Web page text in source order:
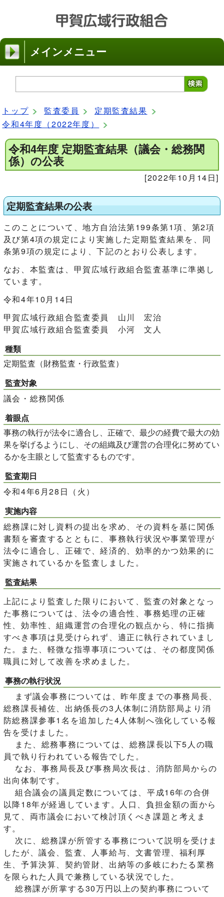
メインメニュー
トップ 監査委員
定期監査結果
令和4年度（2022年度）
令和4年度 定期監査結果（議会・総務関
係）の公表
[2022年10月14日]
定期監査結果の公表
このことについて、地方自治法第199条第1項、第2項
及び第4項の規定により実施した定期監査結果を、同
条第9項の規定により、下記のとおり公表します。
なお、本監査は、甲賀広域行政組合監査基準に準拠し
ています。
令和4年10月14日
甲賀広域行政組合監査委員 山川 宏治
甲賀広域行政組合監査委員 小河 文人
種類
定期監査（財務監査・行政監査）
監査対象
議会・総務関係
着眼点
事務の執行が法令に適合し、正確で、最少の経費で最大の効
果を挙げるようにし、その組織及び運営の合理化に努めてい
るかを主眼として監査するものです。
監査期日
令和4年6月28日（火）
実施内容
総務課に対し資料の提出を求め、その資料を基に関係
書類を審査するとともに、事務執行状況や事業管理が
法令に適合し、正確で、経済的、効率的かつ効果的に
実施されているかを監査しました。
監査結果
上記により監査した限りにおいて、監査の対象となっ
た事務については、法令の適合性、事務処理の正確
性、効率性、組織運営の合理化の観点から、特に指摘
すべき事項は見受けられず、適正に執行されていまし
た。また、軽微な指導事項については、その都度関係
職員に対して改善を求めました。
事務の執行状況
まず議会事務については、昨年度までの事務局長、
総務課長補佐、出納係長の3人体制に消防部局より消
防総務課参事1名を追加した4人体制へ強化している報
告を受けました。
また、総務事務については、総務課長以下5人の職
員で執り行われている報告でした。
なお、事務局長及び事務局次長は、消防部局からの
出向体制です。
組合議会の議員定数については、平成16年の合併
以降18年が経過しています。人口、負担金額の面から
見て、両市議会において検討頂くべき課題と考えま
す。
次に、総務課が所管する事務について説明を受けま
したが、議会、監査、人事給与、文書管理、福利厚
生、予算決算、契約管財、出納等の多岐にわたる業務
を限られた人員で兼務している状況でした。
総務課が所掌する30万円以上の契約事務について